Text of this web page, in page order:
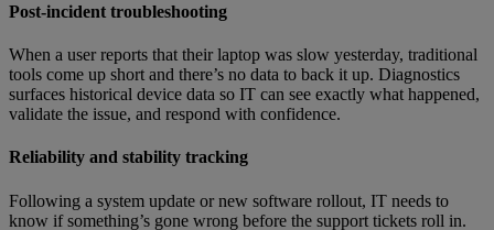
Post-incident troubleshooting
When a user reports that their laptop was slow yesterday, traditional
tools come up short and there’s no data to back it up. Diagnostics
surfaces historical device data so IT can see exactly what happened,
validate the issue, and respond with confidence.
Reliability and stability tracking
Following a system update or new software rollout, IT needs to
know if something’s gone wrong before the support tickets roll in.